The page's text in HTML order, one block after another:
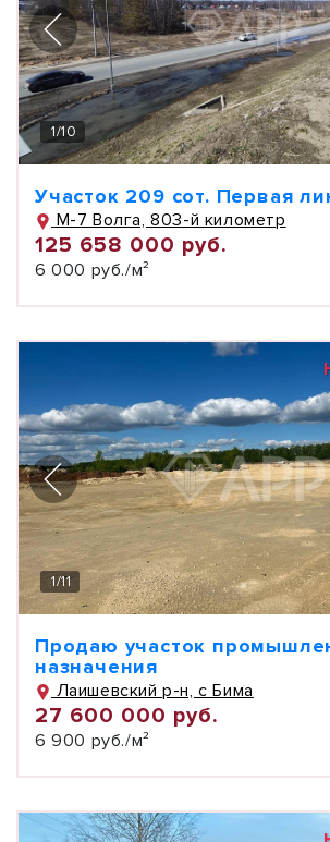
1/10
Участок 209 сот. Первая
М-7 Волга, 803-й километр
125 658 000 руб.
6 000 руб./м²
1/11
Продаю участок
назначения
Лаишевский р-н, с Бима
27 600 000 руб.
6 900 руб./м²